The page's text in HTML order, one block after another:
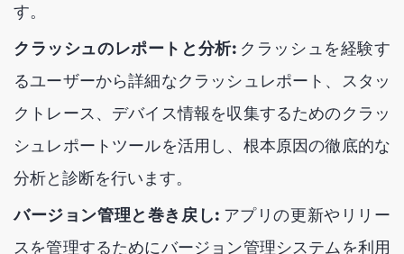
す。
クラッシュのレポートと分析:クラッシュを経験す
るユーザーから詳細なクラッシュレポート、スタッ
クトレース、デバイス情報を収集するためのクラッ
シュレポートツールを活用し、根本原因の徹底的な
分析と診断を行います。
バージョン管理と巻き戻し: アプリの更新やリリー
スを管理するためにバージョン管理システムを利用